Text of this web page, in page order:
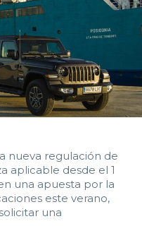
nueva regulación de
aplicable desde el 1
una apuesta por la
este verano,
una
17:30
19:30
21:30